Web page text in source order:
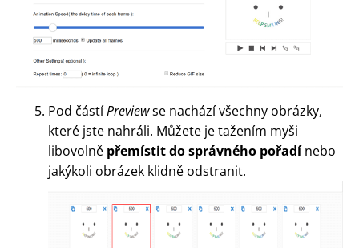
Pod částíPreviewse nachází všechny obrázky,
které jste nahráli. Můžete je tažením myši
libovolně přemístit do správného pořadínebo
jakýkoli obrázek klidně odstranit.